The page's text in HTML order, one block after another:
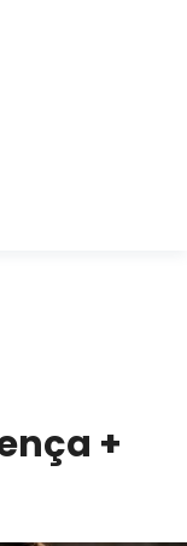
+